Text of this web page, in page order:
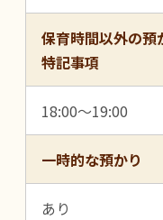
保育時間以外の預
特記事項
18:00～19:00
一時的な預かり
あり